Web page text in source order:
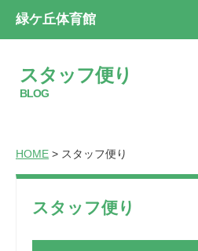
緑ケ丘体育館
スタッフ便り
BLOG
HOME > スタッフ便り
スタッフ便り